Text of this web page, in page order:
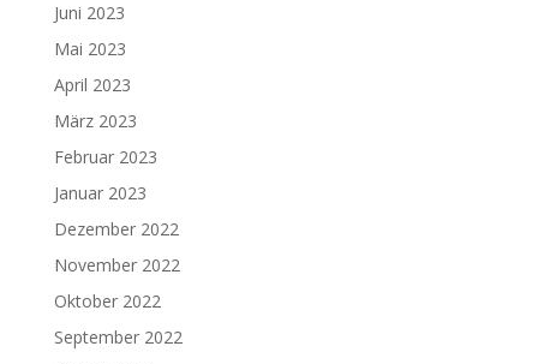
Juni 2023
Mai 2023
April 2023
März 2023
Februar 2023
Januar 2023
Dezember 2022
November 2022
Oktober 2022
September 2022